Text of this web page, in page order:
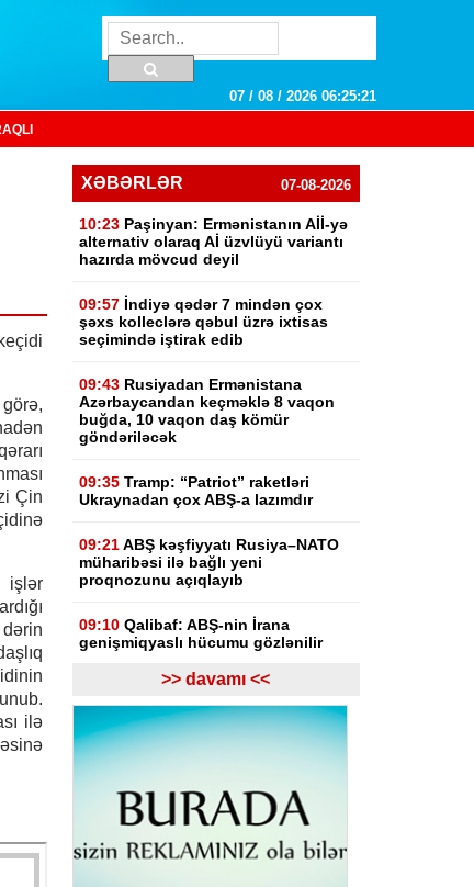
07 / 08 / 2026 06:25:22
Çin
işlər
dərin
ilə
XƏBƏRLƏR 07-08-2026
10:23 Paşinyan: Ermənistanın Aİİ-yə
alternativ olaraq Aİ üzvlüyü variantı
hazırda mövcud deyil
09:57 İndiyə qədər 7 mindən çox
şəxs kolleclərə qəbul üzrə ixtisas
seçimində iştirak edib
09:43 Rusiyadan Ermənistana
Azərbaycandan keçməklə 8 vaqon
buğda, 10 vaqon daş kömür
göndəriləcək
09:35 Tramp: “Patriot” raketləri
Ukraynadan çox ABŞ-a lazımdır
09:21 ABŞ kəşfiyyatı Rusiya–NATO
müharibəsi ilə bağlı yeni
proqnozunu açıqlayıb
09:10 Qalibaf: ABŞ-nin İrana
genişmiqyaslı hücumu gözlənilir
Pezeşkian: ABŞ İranın tətbiq
edilən təzyiqlər nəticəsində süqut
edəcəyini düşünürdü
Məhəmməd Salah
“Trabzonspor”la iki illik müqavilə
imzalayıb, mövsümə 17 mln. avro
>> davamı <<